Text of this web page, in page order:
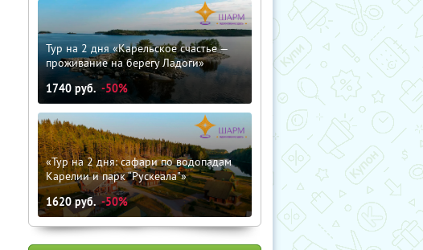
Тур на 2 дня «Карельское счастье —
проживание на берегу Ладоги»
1740 руб. -50%
«Тур на 2 дня: сафари по водопадам
Карелии и парк “Рускеала"»
1620руб. -50%